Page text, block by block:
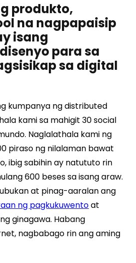
produkto,
na nagpapaisip
isang
para sa
sa digital
kumpanya ng distributed
kami sa mahigit 30 social
Naglalathala kami ng
piraso ng nilalaman bawat
ibig sabihin ay natututo rin
600 beses sa isang araw.
at pinag-aaralan ang
ng pagkukuwentoat
ginagawa. Habang
nagbabago rin ang aming